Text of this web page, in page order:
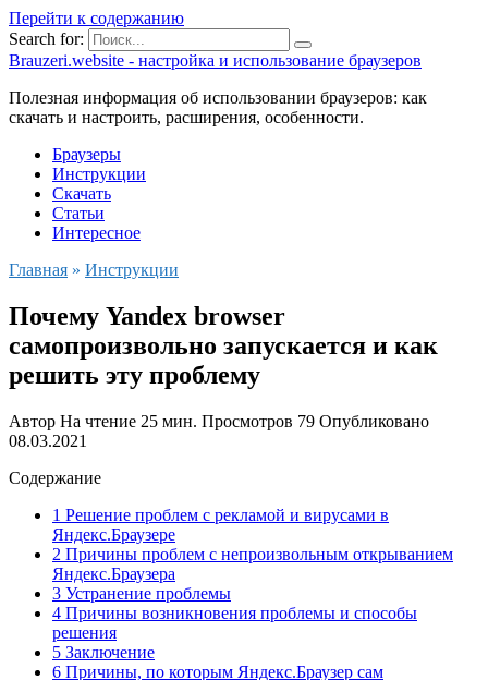
Перейти к содержанию
Search for:
Brauzeri.website - настройка и использование браузеров
Полезная информация об использовании браузеров: как
скачать и настроить, расширения, особенности.
Браузеры
Инструкции
Скачать
Статьи
Интересное
Главная » Инструкции
Почему Yandex browser
самопроизвольно запускается и как
решить эту проблему
Автор На чтение 25 мин. Просмотров 79 Опубликовано
08.03.2021
Содержание
1 Решение проблем с рекламой и вирусами в
Яндекс.Браузере
2 Причины проблем с непроизвольным открыванием
Яндекс.Браузера
3 Устранение проблемы
4 Причины возникновения проблемы и способы
решения
5 Заключение
6 Причины, по которым Яндекс.Браузер сам